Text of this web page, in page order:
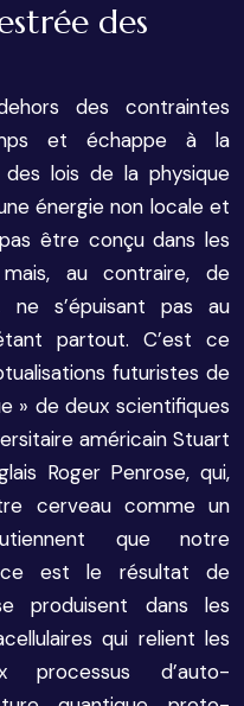
des
des contraintes
et échappe à la
des lois de la physique
énergie non locale et
être conçu dans les
au contraire, de
ne s’épuisant pas au
partout. C’est ce
futuristes de
» de deux scientifiques
américain Stuart
Roger Penrose, qui,
cerveau comme un
que notre
est le résultat de
produisent dans les
qui relient les
processus d’auto-